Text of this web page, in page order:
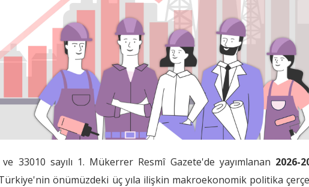
33010 sayılı 1. Mükerrer Resmî Gazete'de yayımlanan 2026-
önümüzdeki üç yıla ilişkin makroekonomik politika